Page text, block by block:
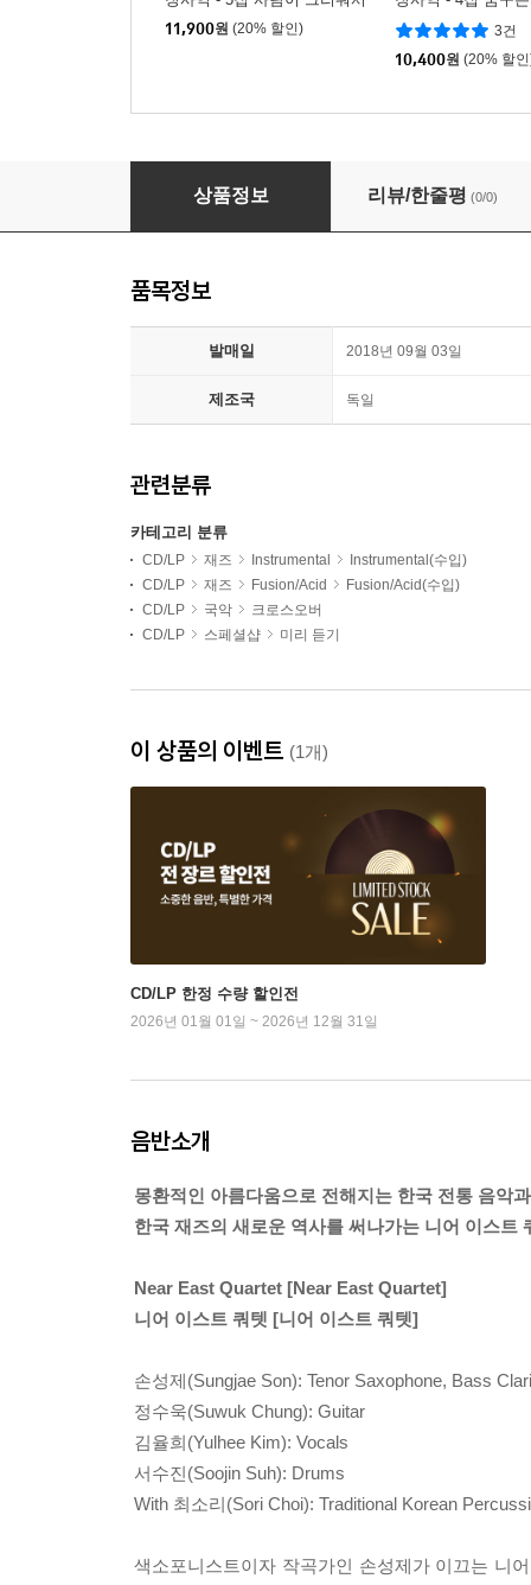
11,900원 (20% 할인)
3건
10,400원 (20% 할
Near East Quartet (니어 이스트 쿼텟) - Near
상품정보 리뷰/한줄평 (0/0)
품목정보
발매일 2018년 09월 03일
제조국 독일
관련분류
카테고리 분류
CD/LP 재즈 Instrumental
Instrumental(수입)
CD/LP
재즈 Fusion/Acid
Fusion/Acid(수입)
CD/LP
국악
크로스오버
CD/LP
스페셜샵 미리 듣기
이 상품의 이벤트 (1개)
CD/LP 한정 수량 할인전
2026년 01월 01일 ~ 2026년 12월 31일
음반소개
몽환적인 아름다움으로 전해지는 한국 전통 음악
한국 재즈의 새로운 역사를 써나가는 니어 이스트
Near East Quartet [Near East Quartet]
니어 이스트 쿼텟 [니어 이스트 쿼텟]
손성제(Sungjae Son): Tenor Saxophone, Bass
정수욱(Suwuk Chung): Guitar
김율희(Yulhee Kim): Vocals
서수진(Soojin Suh): Drums
With 최소리(Sori Choi): Traditional Korean
색소포니스트이자 작곡가인 손성제가 이끄는 니